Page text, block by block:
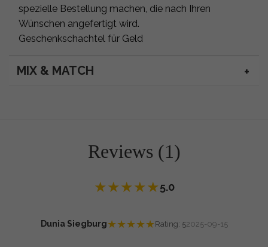
spezielle Bestellung machen, die nach Ihren
Wünschen angefertigt wird.
Geschenkschachtel für Geld
MIX & MATCH
Reviews (1)
★★★★★5.0
Dunia Siegburg★★★★★Rating: 52025-09-15